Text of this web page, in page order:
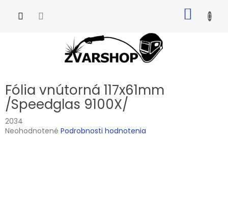
KOŠÍK
Fólia vnútorná 117x61mm
/Speedglas 9100X/
2034
Priemerné
Neohodnotené Podrobnosti hodnotenia